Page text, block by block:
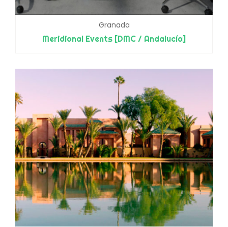
Granada
Meridional Events [DMC / Andalucía]